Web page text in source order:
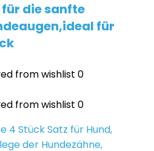
die sanfte
für
from wishlist 0
from wishlist 0